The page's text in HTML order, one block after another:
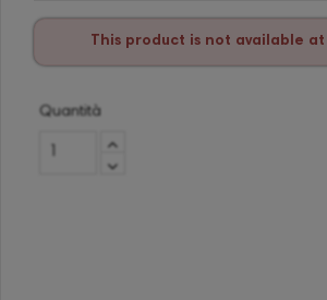
This product is not available
Quantità